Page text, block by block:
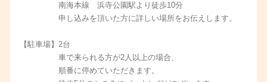
南海本線 浜寺公園駅より徒歩10分
申し込みを頂いた方に詳しい場所をお伝えします。
【駐車場】2台
車で来られる方が2人以上の場合、
順番に停めていただきます。